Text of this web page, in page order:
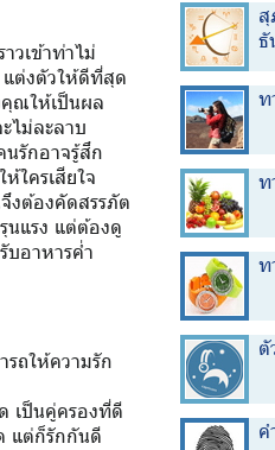
วเข้าท่าไม่
ต่งตัวให้ดีที่สุด
ณให้เป็นผล
ไม่ละลาบ
รักอาจรู้สึก
ใครเสียใจ
งต้องคัดสรรภัต
นแรง แต่ต้องดู
บอาหารค่ำ
ถให้ความรัก
เป็นคู่ครองที่ดี
แต่ก็รักกันดี
สุ
ธั
ท
ท
ท
ตั
ค